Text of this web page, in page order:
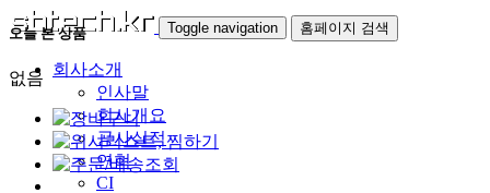
Toggle navigation 홈페이지 검색
회사소개
인사말
회사개요
공사실적
연혁
CI
오늘 본 상품
없음